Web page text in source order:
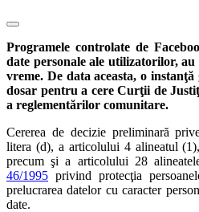
Programele controlate de
date personale ale utilizatorilor,
vreme. De data aceasta, o
dosar pentru a cere Curţii de
a reglementărilor comunitare.
Cererea de decizie preliminară
litera (d), a articolului 4 alineatul
precum şi a articolului 28
46/1995 privind protecţia
prelucrarea datelor cu caracter
date.